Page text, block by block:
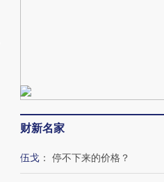
财新名家
伍戈 ： 停不下来的价格？